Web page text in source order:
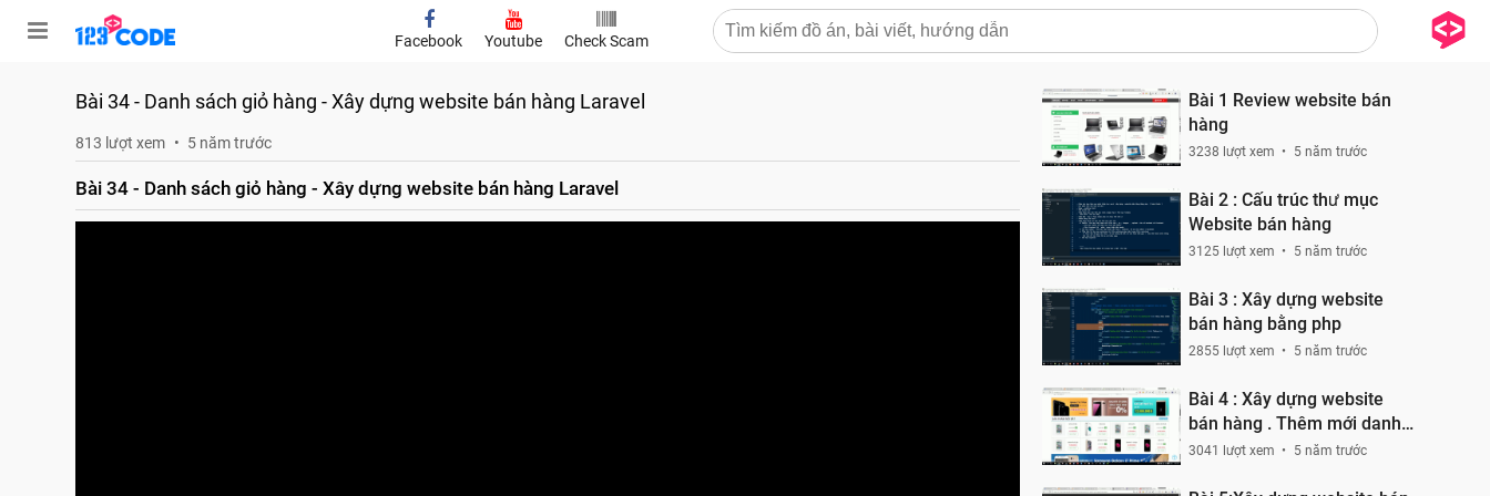
Facebook Youtube Check Scam
Bài 34 - Danh sách giỏ hàng - Xây dựng website bán hàng Laravel
813 lượt xem 5 năm trước
Bài 34 - Danh sách giỏ hàng - Xây dựng website bán hàng Laravel
Bài 1 Review website bán
hàng
3238 lượt xem 5 năm trước
Bài 2 : Cấu trúc thư mục
Website bán hàng
3125 lượt xem 5 năm trước
Bài 3 : Xây dựng website
bán hàng bằng php
2855 lượt xem 5 năm trước
Bài 4 : Xây dựng website
bán hàng . Thêm mới danh
mục
3041 lượt xem 5 năm trước